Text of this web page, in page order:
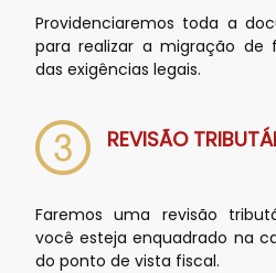
Providenciaremos toda a
para realizar a migração de
das exigências legais.
REVISÃO
Faremos uma revisão
você esteja enquadrado na
do ponto de vista fiscal.